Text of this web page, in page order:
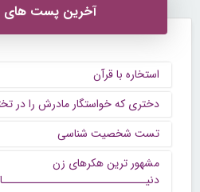
آخرین پست
استخاره با قرآن
دختری که خواستگار مادرش را در
تست شخصیت شناسی
مشهور ترین هکرهای زن